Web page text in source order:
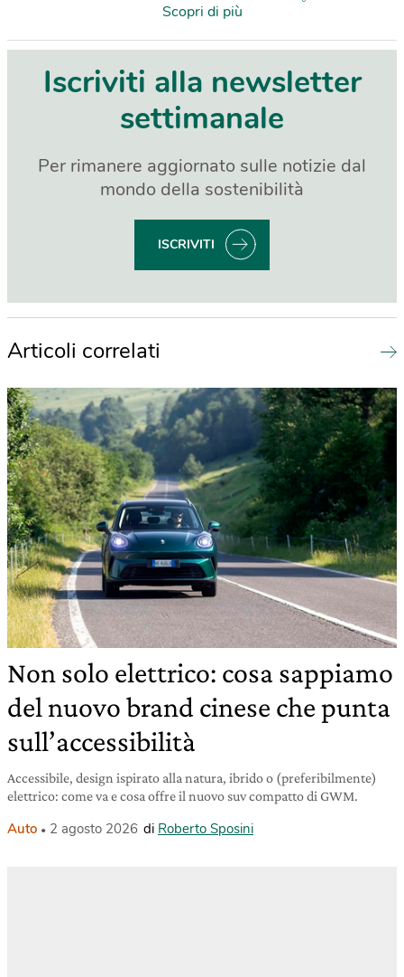
Scopri di più
Iscriviti alla newsletter
settimanale
Per rimanere aggiornato sulle notizie dal
mondo della sostenibilità
ISCRIVITI
Articoli correlati
Non solo elettrico: cosa sappiamo
del nuovo brand cinese che punta
sull’accessibilità
Accessibile, design ispirato alla natura, ibrido o (preferibilmente)
elettrico: come va e cosa offre il nuovo suv compatto di GWM.
Auto 2 agosto 2026 di Roberto Sposini